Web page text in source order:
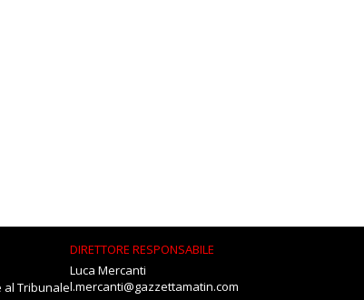
Tribunale
DIRETTORE RESPONSABILE
Luca Mercanti
l.mercanti@gazzettamatin.com